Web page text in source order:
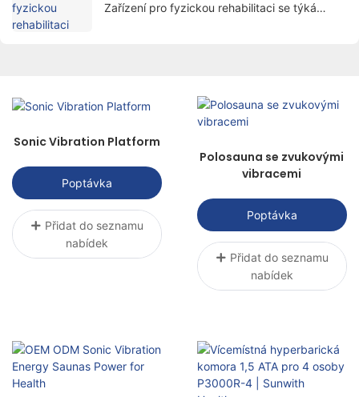
Zařízení pro fyzickou rehabilitaci se týká
Sonic Vibration Platform
Poptávka
Přidat do seznamu
nabídek
Polosauna se zvukovými
vibracemi
Poptávka
Přidat do seznamu
nabídek